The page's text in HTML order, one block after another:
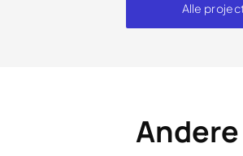
Alle